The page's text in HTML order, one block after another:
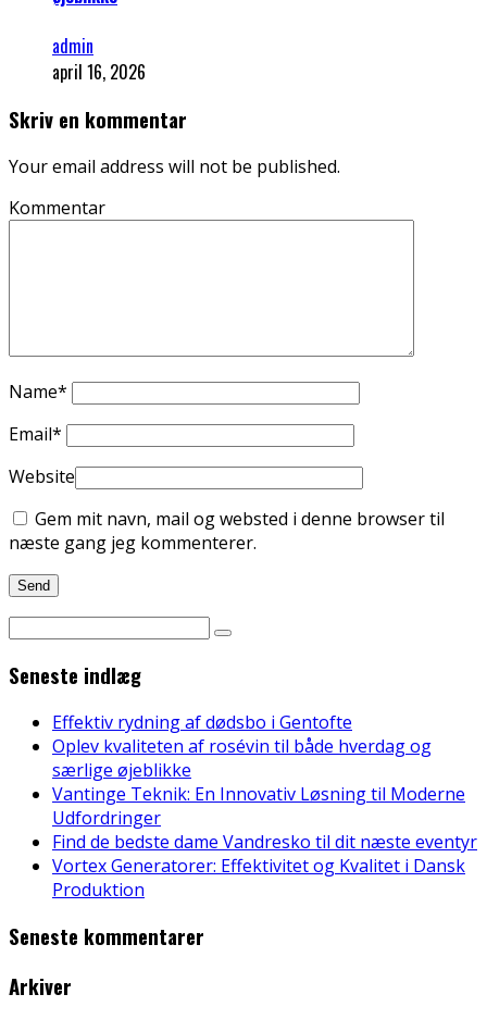
admin
april 16, 2026
Skriv en kommentar
Your email address will not be published.
Kommentar
Name*
Email*
Website
Gem mit navn, mail og websted i denne browser til
næste gang jeg kommenterer.
Seneste indlæg
Effektiv rydning af dødsbo i Gentofte
Oplev kvaliteten af rosévin til både hverdag og
særlige øjeblikke
Vantinge Teknik: En Innovativ Løsning til Moderne
Udfordringer
Find de bedste dame Vandresko til dit næste eventyr
Vortex Generatorer: Effektivitet og Kvalitet i Dansk
Produktion
Seneste kommentarer
Arkiver